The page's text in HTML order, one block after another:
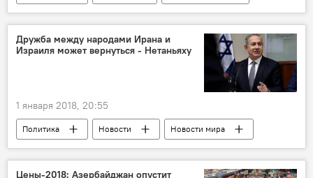
Новости
Дружба между народами Ирана и
Израиля может вернуться - Нетаньяху
1 января 2018, 20:55
Политика Новости Новости мира
Цены-2018: Азербайджан опустит